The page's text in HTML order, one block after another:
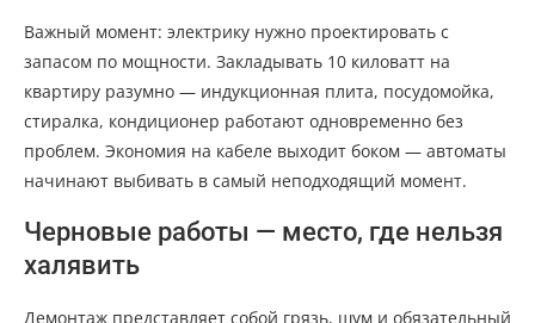
Важный момент: электрику нужно проектировать с
запасом по мощности. Закладывать 10 киловатт на
квартиру разумно — индукционная плита, посудомойка,
стиралка, кондиционер работают одновременно без
проблем. Экономия на кабеле выходит боком — автоматы
начинают выбивать в самый неподходящий момент.
Черновые работы — место, где нельзя
халявить
Демонтаж представляет собой грязь, шум и обязательный